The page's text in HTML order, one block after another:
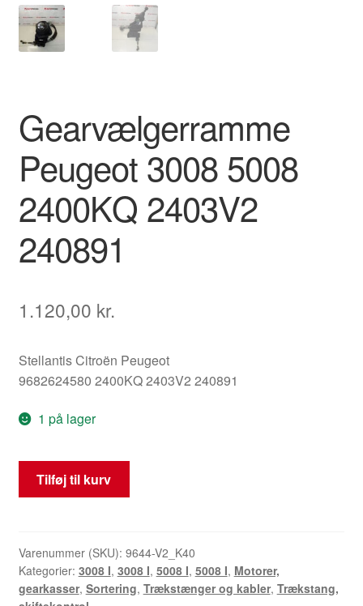
Om os
Gearvælgerramme
Peugeot 3008 5008
2400KQ 2403V2
240891
1.120,00 kr.
Stellantis Citroën Peugeot
9682624580 2400KQ 2403V2 240891
1 på lager
Gearvælgerramme
Peugeot
2400KQ
2403V2
240891
Tilføj til kurv
Varenummer (SKU): 9644-V2_K40
Kategorier: 3008 I, 3008 I, 5008 I, 5008 I, Motorer,
gearkasser, Sortering, Trækstænger og kabler, Trækstang,